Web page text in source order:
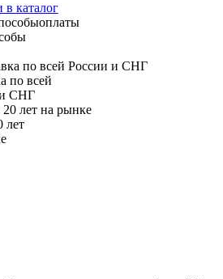
в каталог
по всей
СНГ
лет